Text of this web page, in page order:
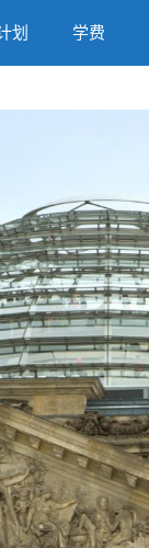
划 学费